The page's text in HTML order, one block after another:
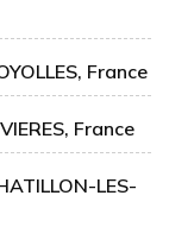
France
France
LES-